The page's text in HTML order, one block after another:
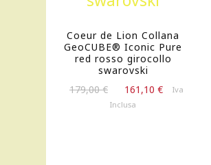
Coeur de Lion Collana
GeoCUBE® Iconic Pure
red rosso girocollo
swarovski
179,00€
prezzo
161,10€
IlIva
Inclusa